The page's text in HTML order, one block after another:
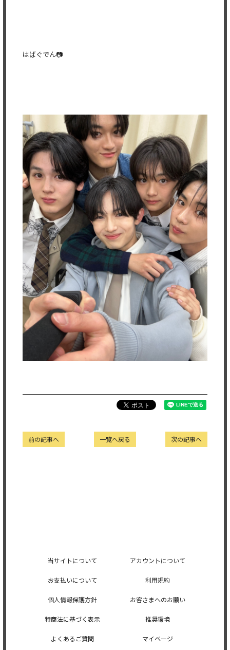
はばぐでん📷
次の記事へ
一覧へ戻る
前の記事へ
当サイトについて アカウントについて
お支払いについて 利用規約
個人情報保護方針 お客さまへのお願い
特商法に基づく表示 推奨環境
よくあるご質問 マイページ